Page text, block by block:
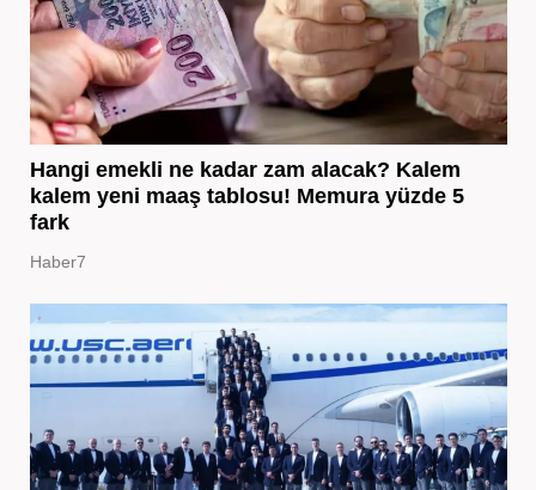
Hangi emekli ne kadar zam alacak? Kalem
kalem yeni maaş tablosu! Memura yüzde 5
fark
Haber7